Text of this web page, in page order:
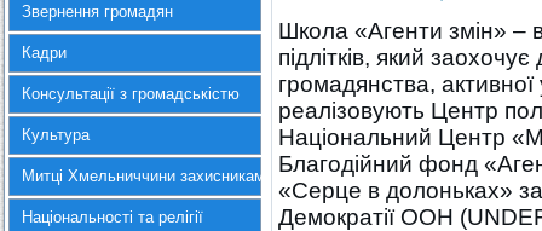
Звернення громадян
Кадри
Консультації з громадськістю
Культура
Митці Хмельниччини захисникам України
Національності та релігії
Школа «Агенти змін» –
підлітків, який
громадянства,
реалізовують Центр
Національний Центр
Благодійний фонд
«Серце в долоньках»
Демократії ООН